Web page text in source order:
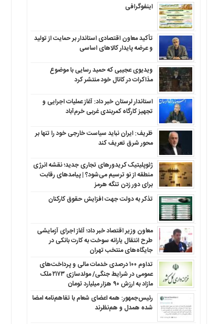
اینفوگرافی
تأکید معاون اقتصادی استاندار بر حمایت از تولید
و عرضه پایدار کالاهای اساسی
ویدیوی عجیبی که حمید رسایی با موضوع
مذاکرات در کانال خود منتشر کرد
استاندار لرستان خبر داد: آغاز عملیات اجرایی و
تجهیز کارگاه کمربندی غربی خرم‌آباد
ظریف: ایران نباید سیاست خارجی خود را تنها بر
محور شرق تعریف کند
ژئوپلیتیک کریدورهای تجاری جدید؛ نقشه انرژی
منطقه‌ از نو ترسیم می‌شود؟ | پیامدهای رقابت
برای دور زدن تنگه هرمز
تذکر به دولت جهت افزایش حقوق کارکنان ‌
معاون وزیر اقتصاد خبر داد؛ آغاز اجرای آزمایشی
طرح انتقال یارانه سوخت به کارت بانکی در
جایگاه‌های منتخب تهران
تداوم ۱۰۰ درصدی خدمات مالی و پرداخت‌های
عمومی در شرایط جنگی/ مولدسازی ۲۱۷۳ ملک
مازاد به ارزش ۹۰ هزار میلیارد تومان
رئیس‌جمهور: همه اعضای شعام با تفاهم‌نامه امضا
شده همدل و هم‌نظرند